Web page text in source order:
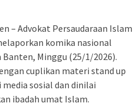
– Advokat Persaudaraan Islam
komika nasional
Minggu (25/1/2026).
cuplikan materi stand up
media sosial dan dinilai
ibadah umat Islam.